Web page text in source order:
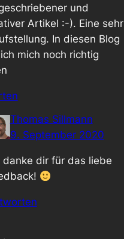
und
Artikel :-). Eine sehr
In diesen Blog
mich noch richtig
Thomas Sillmann
9. September 2020
danke dir für das liebe